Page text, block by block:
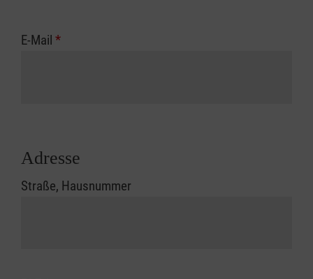
E-Mail *
Adresse
Straße, Hausnummer